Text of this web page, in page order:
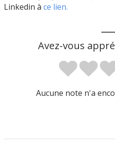
Linkedin à ce lien.
Avez-vous
Aucune note n'a